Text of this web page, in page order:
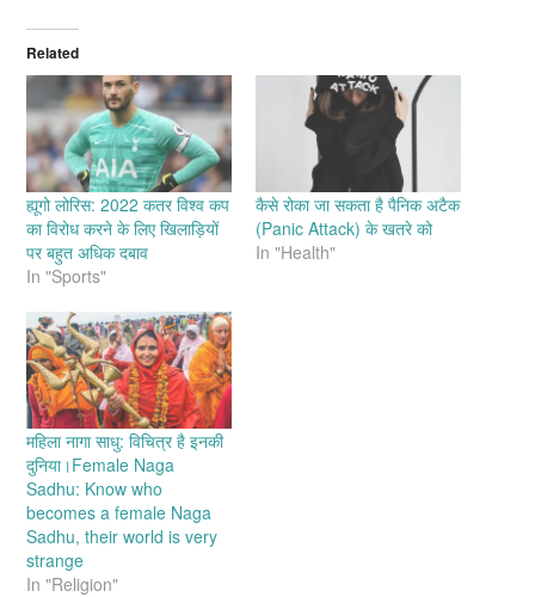
Related
ह्यूगो लोरिस: 2022 कतर विश्व कप
का विरोध करने के लिए खिलाड़ियों
पर बहुत अधिक दबाव
In "Sports"
कैसे रोका जा सकता है पैनिक अटैक
(Panic Attack) के खतरे को
In "Health"
महिला नागा साधु: विचित्र है इनकी
दुनिया।Female Naga
Sadhu: Know who
becomes a female Naga
Sadhu, their world is very
strange
In "Religion"